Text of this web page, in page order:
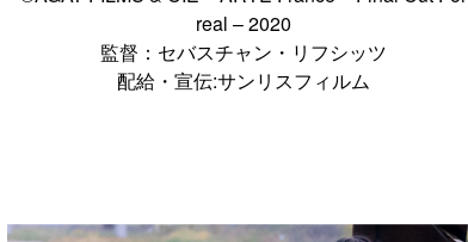
real – 2020
監督：セバスチャン・リフシッツ
配給・宣伝:サンリスフィルム